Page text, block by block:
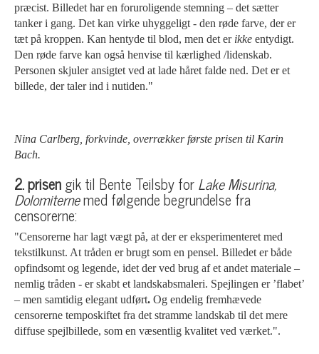
præcist. Billedet har en foruroligende stemning – det sætter
tanker i gang. Det kan virke uhyggeligt - den røde farve, der er
tæt på kroppen. Kan hentyde til blod, men det er ikke entydigt.
Den røde farve kan også henvise til kærlighed /lidenskab.
Personen skjuler ansigtet ved at lade håret falde ned. Det er et
billede, der taler ind i nutiden."
Nina Carlberg, forkvinde, overrækker første prisen til Karin
Bach.
2. prisengik til Bente TeilsbyforLake Misurina,
Dolomiternemed følgende begrundelse fra
censorerne:
"Censorerne har lagt vægt på, at der er eksperimenteret med
tekstilkunst. At tråden er brugt som en pensel. Billedet er både
opfindsomt og legende, idet der ved brug af et andet materiale –
nemlig tråden - er skabt et landskabsmaleri. Spejlingen er ’flabet’
– men samtidig elegant udført. Og endelig fremhævede
censorerne temposkiftet fra det stramme landskab til det mere
diffuse spejlbillede, som en væsentlig kvalitet ved værket.".